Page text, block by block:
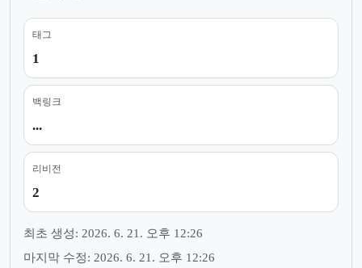
태그
1
백링크
...
리비전
2
최초 생성: 2026. 6. 21. 오후 12:26
마지막 수정: 2026. 6. 21. 오후 12:26